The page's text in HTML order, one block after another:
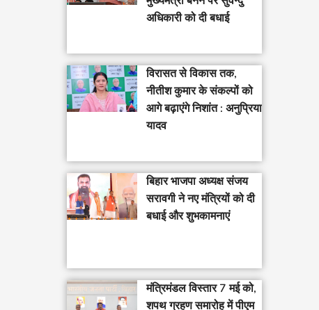
अधिकारी को दी बधाई
विरासत से विकास तक,
नीतीश कुमार के संकल्पों को
आगे बढ़ाएंगे निशांत : अनुप्रिया
यादव
बिहार भाजपा अध्यक्ष संजय
सरावगी ने नए मंत्रियों को दी
बधाई और शुभकामनाएं
मंत्रिमंडल विस्तार 7 मई को,
शपथ ग्रहण समारोह में पीएम